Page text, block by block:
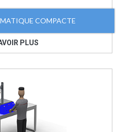
COMPACTE
PLUS